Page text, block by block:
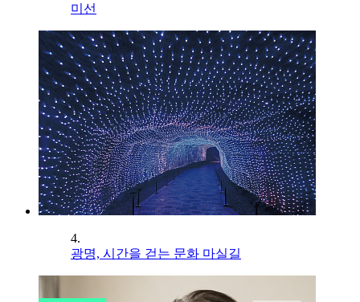
미선
4.
광명, 시간을 걷는 문화 마실길